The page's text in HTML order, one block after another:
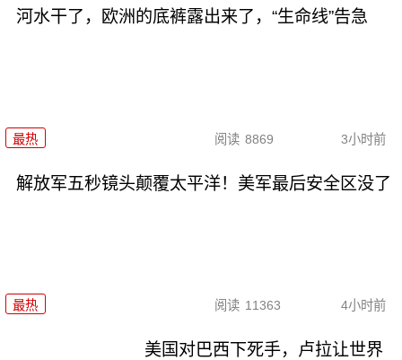
河水干了，欧洲的底裤露出来了，“生命线”告急
最热 阅读 8869 3小时前
解放军五秒镜头颠覆太平洋！美军最后安全区没了
最热 阅读 11363 4小时前
美国对巴西下死手，卢拉让世界